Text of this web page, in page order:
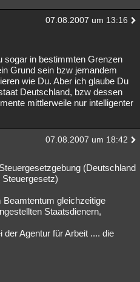
07.08.2007 um 13:16
sogar in bestimmten Grenzen
Grund sein bzw jemandem
wie Du. Aber ich glaube Du
Deutschland, bzw dessen
mittlerweile nur intelligenter
07.08.2007 um 18:42
(Deutschland
gleichzeitige
Staatsdienern,
der Agentur für Arbeit .... die